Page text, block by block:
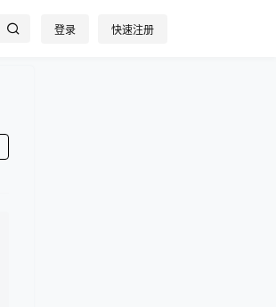
登录 快速注册